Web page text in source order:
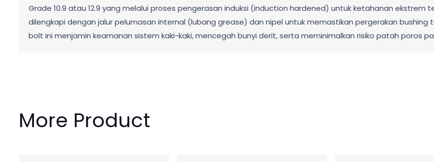
Grade 10.9 atau 12.9 yang melalui proses pengerasan induksi (induction hardened) untuk ketahanan
dilengkapi dengan jalur pelumasan internal (lubang grease) dan nipel untuk memastikan pergerakan bushing
bolt ini menjamin keamanan sistem kaki-kaki, mencegah bunyi derit, serta meminimalkan risiko patah poros
More Product